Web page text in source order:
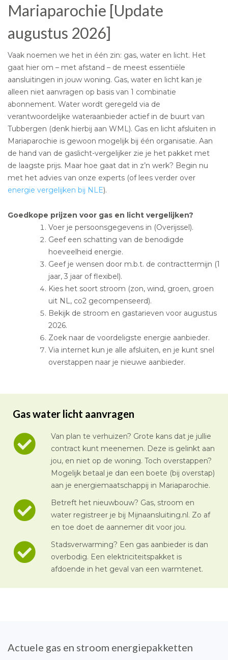
Mariaparochie [Update
augustus 2026]
Vaak noemen we het in één zin: gas, water en licht. Het
gaat hier om – met afstand – de meest essentiële
aansluitingen in jouw woning. Gas, water en licht kan je
alleen niet aanvragen op basis van 1 combinatie
abonnement. Water wordt geregeld via de
verantwoordelijke wateraanbieder actief in de buurt van
Tubbergen (denk hierbij aan WML). Gas en licht afsluiten in
Mariaparochie is gewoon mogelijk bij één organisatie. Aan
de hand van de gaslicht-vergelijker zie je het pakket met
de laagste prijs. Maar hoe gaat dat in z’n werk? Begin nu
met het advies van onze experts (of lees verder over
energie vergelijken bij NLE).
Goedkope prijzen voor gas en licht vergelijken?
Voer je persoonsgegevens in (Overijssel).
Geef een schatting van de benodigde
hoeveelheid energie.
Geef je wensen door m.b.t. de contracttermijn (1
jaar, 3 jaar of flexibel).
Kies het soort stroom (zon, wind, groen, groen
uit NL, co2 gecompenseerd).
Bekijk de stroom en gastarieven voor augustus
2026.
Zoek naar de voordeligste energie aanbieder.
Via internet kun je alle afsluiten, en je kunt snel
overstappen naar je nieuwe aanbieder.
Gas water licht aanvragen
Van plan te verhuizen? Grote kans dat je jullie
contract kunt meenemen. Deze is gelinkt aan
jou, en niet op de woning. Toch overstappen?
Mogelijk betaal je dan een boete (bij overstap)
aan je energiemaatschappij in Mariaparochie.
Betreft het nieuwbouw? Gas, stroom en
water registreer je bij Mijnaansluiting.nl. Zo af
en toe doet de aannemer dit voor jou.
Stadsverwarming? Een gas aanbieder is dan
overbodig. Een elektriciteitspakket is
afdoende in het geval van een warmtenet.
Actuele gas en stroom energiepakketten